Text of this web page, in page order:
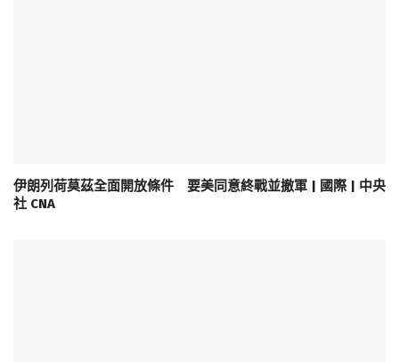
伊朗列荷莫茲全面開放條件 要美同意終戰並撤軍 | 國際 | 中央
社 CNA